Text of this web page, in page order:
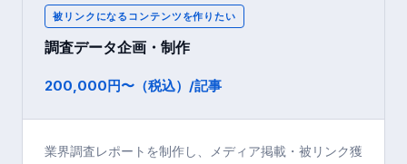
被リンクになるコンテンツを作りたい
調査データ企画・制作
200,000円〜（税込）/記事
業界調査レポートを制作し、メディア掲載・被リンク獲